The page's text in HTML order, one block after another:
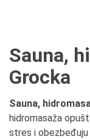
Sauna,
Grocka
Sauna,
hidromasaža
stres i obezbeđuju